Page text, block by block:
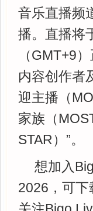
音乐直播频
播。直播将
（GMT+9
内容创作者
迎主播（
家族（
STAR）”。
想加入
2026，可下